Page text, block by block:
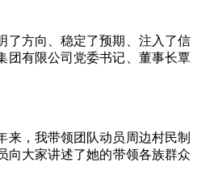
方向、稳定了预期、注入了信
团有限公司党委书记、董事长覃
，我带领团队动员周边村民制
向大家讲述了她的带领各族群众